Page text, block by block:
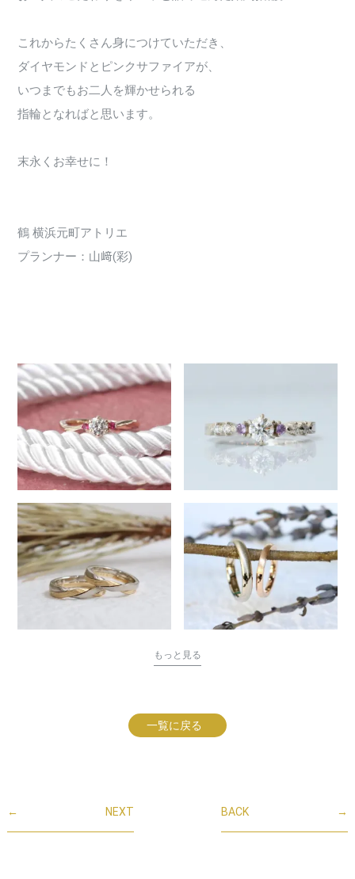
これからたくさん身につけていただき、
ダイヤモンドとピンクサファイアが、
いつまでもお二人を輝かせられる
指輪となればと思います。
末永くお幸せに！
鶴 横浜元町アトリエ
プランナー：山﨑(彩)
もっと見る
一覧に戻る
← NEXT →
BACK